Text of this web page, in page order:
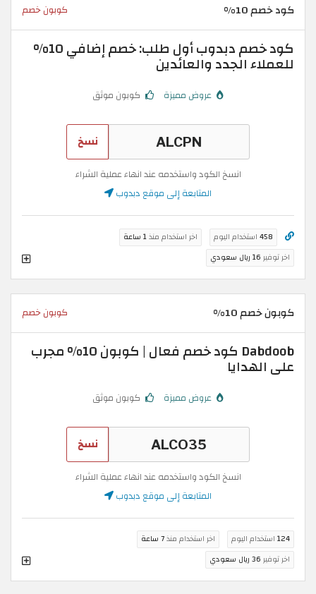
كود خصم 10% كوبون خصم
كود خصم دبدوب أول طلب: خصم إضافي 10%
للعملاء الجدد والعائدين
عروض مميزة كوبون موثق
نسخ
انسخ الكود واستخدمه عند انهاء عملية الشراء
المتابعة إلى موقع دبدوب
458 استخدام اليوم اخر استخدام منذ1 ساعة
اخر توفير 16 ريال سعودي
كوبون خصم 10% كوبون خصم
Dabdoob كود خصم فعال | كوبون 10% مجرب
على الهدايا
عروض مميزة كوبون موثق
نسخ
انسخ الكود واستخدمه عند انهاء عملية الشراء
المتابعة إلى موقع دبدوب
124 استخدام اليوم اخر استخدام منذ7 ساعة
اخر توفير 36 ريال سعودي